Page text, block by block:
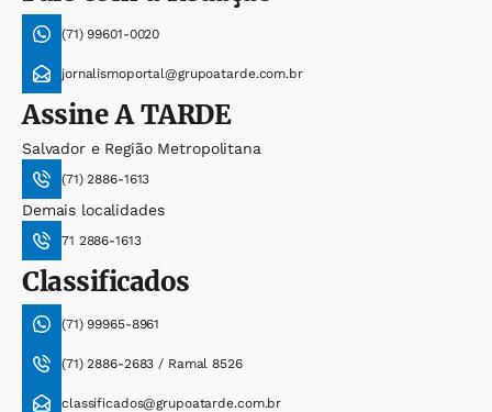
(71) 99601-0020
jornalismoportal@grupoatarde.com.br
AssineA TARDE
Salvador e Região Metropolitana
(71) 2886-1613
Demais localidades
71 2886-1613
Classificados
(71) 99965-8961
(71) 2886-2683 / Ramal 8526
classificados@grupoatarde.com.br